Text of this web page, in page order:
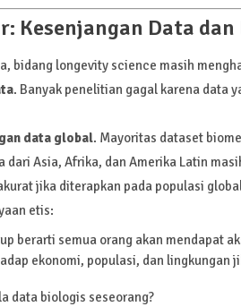
Kesenjangan Data
bidang longevity science masih
. Banyak penelitian gagal karena data
data global. Mayoritas dataset
dari Asia, Afrika, dan Amerika Latin
jika diterapkan pada populasi
etis:
berarti semua orang akan mendapat
ekonomi, populasi, dan lingkungan
data biologis seseorang?